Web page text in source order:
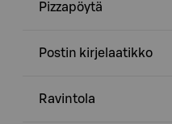
Pizzapöytä
Postin kirjelaatikko
Ravintola